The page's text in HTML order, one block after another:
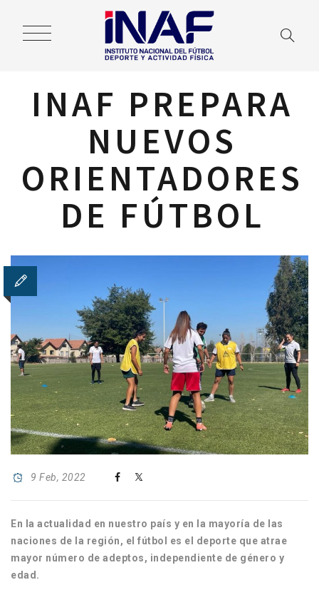
INAF PREPARA
NUEVOS
ORIENTADORES
DE FÚTBOL
9 Feb, 2022
En la actualidad en nuestro país y en la mayoría de las
naciones de la región, el fútbol es el deporte que atrae
mayor número de adeptos, independiente de género y
edad.